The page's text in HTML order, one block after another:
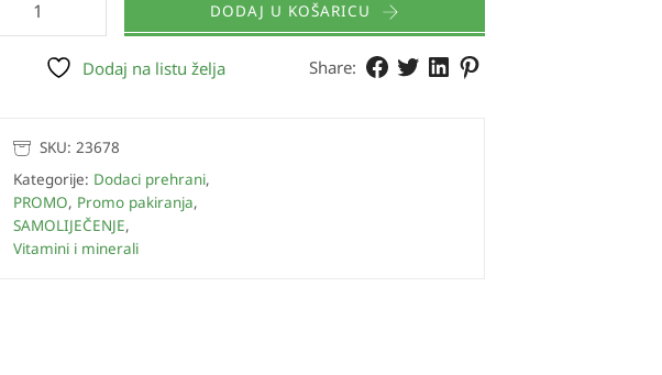
DODAJ U KOŠARICU
Share:
Dodaj na listu želja
SKU: 23678
Kategorije: Dodaci prehrani,
PROMO, Promo pakiranja,
SAMOLIJEČENJE,
Vitamini i minerali